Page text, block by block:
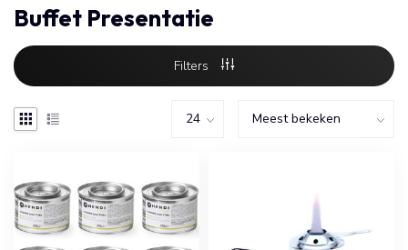
Buffet Presentatie
Filters